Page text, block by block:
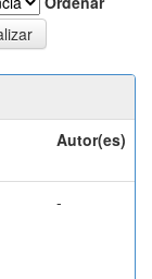
Autor(es)
-